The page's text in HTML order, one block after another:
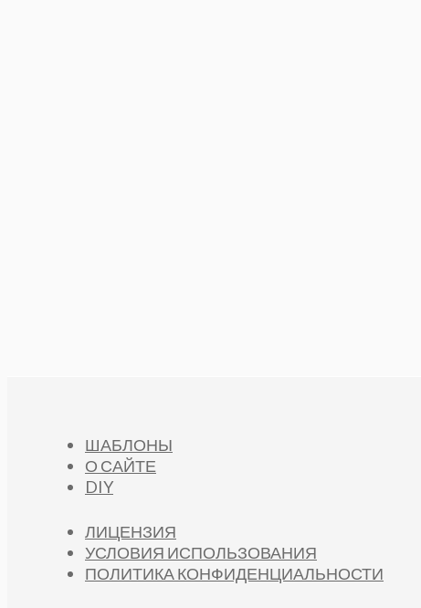
ШАБЛОНЫ
О САЙТЕ
DIY
ЛИЦЕНЗИЯ
УСЛОВИЯ ИСПОЛЬЗОВАНИЯ
ПОЛИТИКА КОНФИДЕНЦИАЛЬНОСТИ